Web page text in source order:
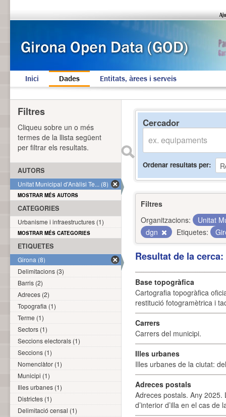
Inici Dades Entitats, àrees i serveis
Cercador
Ordenar resultats per
Filtres
Organitzacions:
Unitat
dgn
Etiquetes:
Resultat de la
Base topogràfica
Cartografia topogràfica
restitució fotogramètrica i
Carrers
Carrers del municipi.
Illes urbanes
Illes urbanes de la ciutat:
Adreces postals
Adreces postals. Any 2025.
d’interior d’illa en el cas
Filtres
Cliqueu sobre un o més
termes de la llista següent
per filtrar els resultats.
AUTORS
Unitat Municipal d'Anàlisi Te... (8)
MOSTRAR MÉS AUTORS
CATEGORIES
Urbanisme i infraestructures (1)
MOSTRAR MÉS CATEGORIES
ETIQUETES
Girona (8)
Delimitacions (3)
Barris (2)
Adreces (2)
Topografia (1)
Terme (1)
Sectors (1)
Seccions electorals (1)
Seccions (1)
Nomenclàtor (1)
Municipi (1)
Illes urbanes (1)
Districtes (1)
Delimitació censal (1)